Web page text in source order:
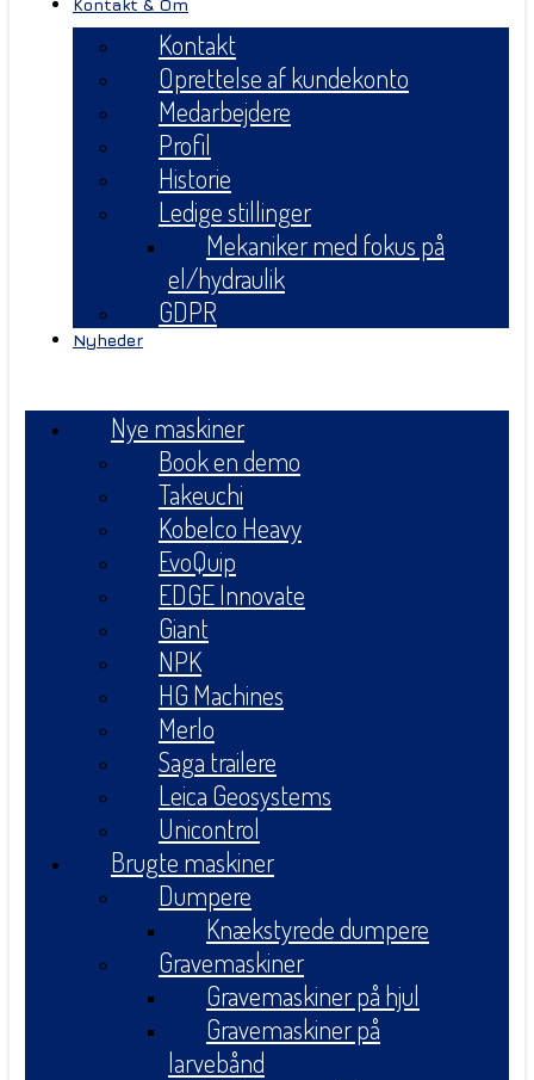
Kontakt & Om
Kontakt
Oprettelse af kundekonto
Medarbejdere
Profil
Historie
Ledige stillinger
Mekaniker med fokus på
el/hydraulik
GDPR
Nyheder
Nye maskiner
Book en demo
Takeuchi
Kobelco Heavy
EvoQuip
EDGE Innovate
Giant
NPK
HG Machines
Merlo
Saga trailere
Leica Geosystems
Unicontrol
Brugte maskiner
Dumpere
Knækstyrede dumpere
Gravemaskiner
Gravemaskiner på hjul
Gravemaskiner på
larvebånd